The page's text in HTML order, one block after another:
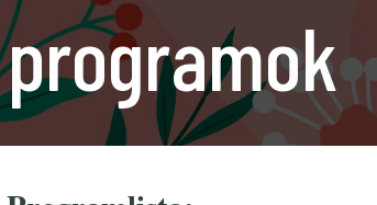
programok